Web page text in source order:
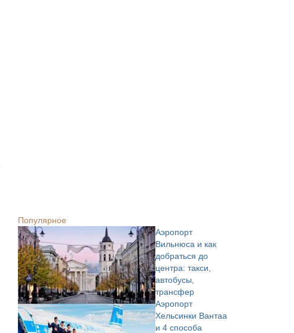
Популярное
Аэропорт
Вильнюса и как
добраться до
центра: такси,
автобусы,
трансфер
Аэропорт
Хельсинки Вантаа
и 4 способа